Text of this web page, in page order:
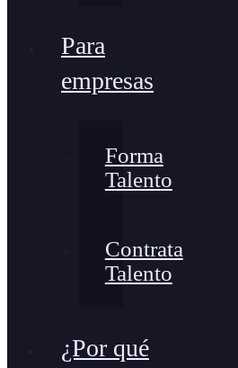
Para
empresas
Forma
Talento
Contrata
Talento
¿Por qué